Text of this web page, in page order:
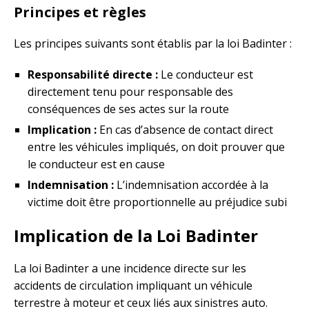
Principes et règles
Les principes suivants sont établis par la loi Badinter :
Responsabilité directe : Le conducteur est
directement tenu pour responsable des
conséquences de ses actes sur la route
Implication : En cas d’absence de contact direct
entre les véhicules impliqués, on doit prouver que
le conducteur est en cause
Indemnisation : L’indemnisation accordée à la
victime doit être proportionnelle au préjudice subi
Implication de la Loi Badinter
La loi Badinter a une incidence directe sur les
accidents de circulation impliquant un véhicule
terrestre à moteur et ceux liés aux sinistres auto.